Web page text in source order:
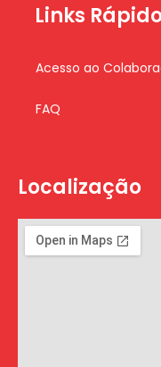
Links
Acesso ao
FAQ
Localização